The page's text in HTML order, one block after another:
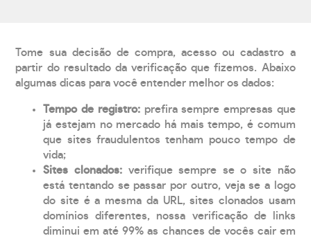
Tome sua decisão de compra, acesso ou cadastro a
partir do resultado da verificação que fizemos. Abaixo
algumas dicas para você entender melhor os dados:
Tempo de registro: prefira sempre empresas que
já estejam no mercado há mais tempo, é comum
que sites fraudulentos tenham pouco tempo de
vida;
Sites clonados: verifique sempre se o site não
está tentando se passar por outro, veja se a logo
do site é a mesma da URL, sites clonados usam
domínios diferentes, nossa verificação de links
diminui em até 99% as chances de vocês cair em